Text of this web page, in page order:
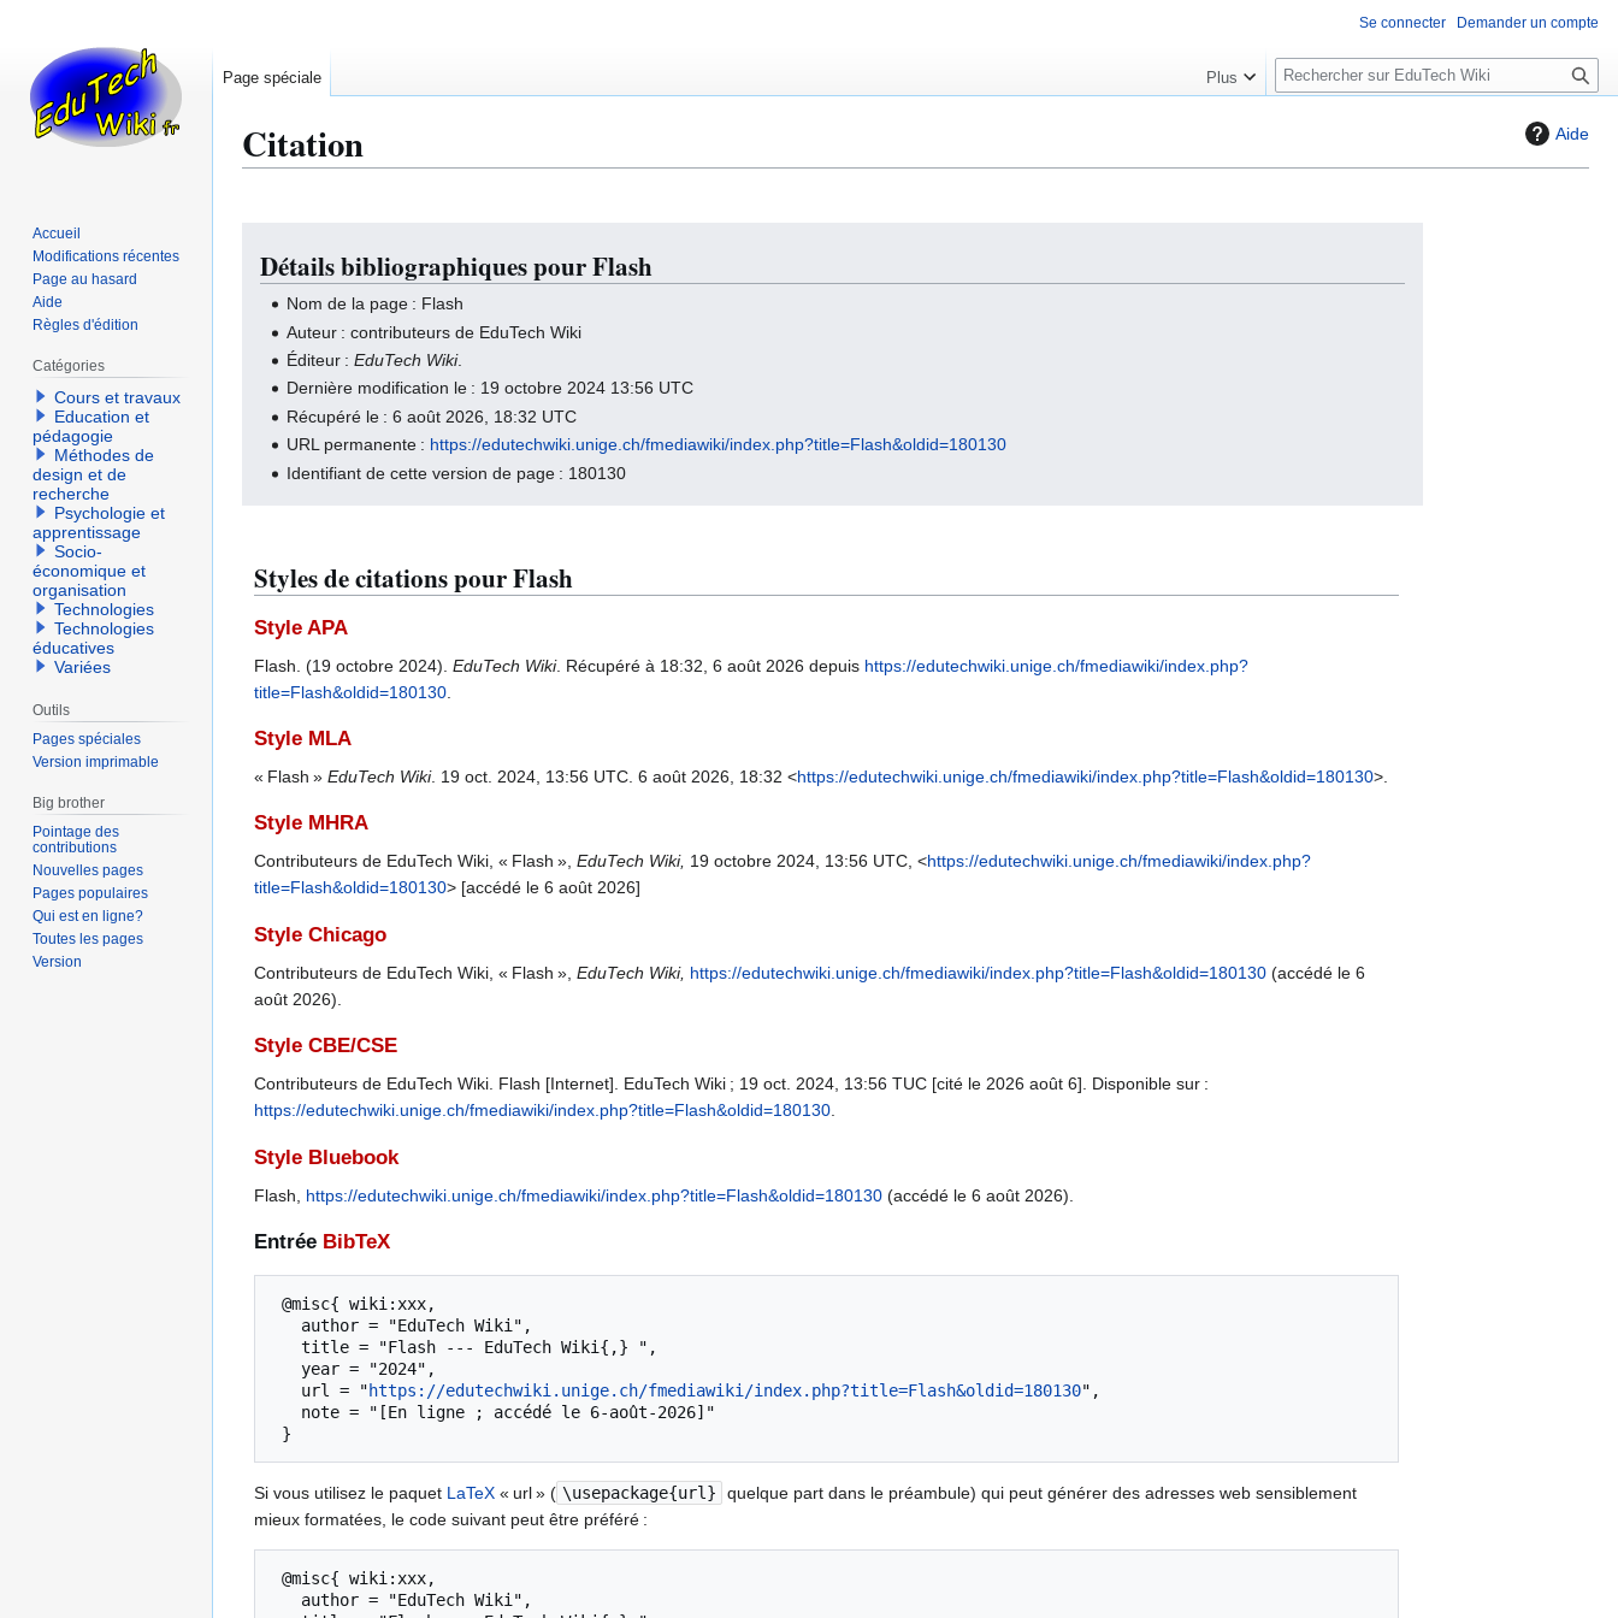
Aide
Citation
navigation
recherche
Détails bibliographiques pour Flash
Nom de la page : Flash
Auteur : contributeurs de EduTech Wiki
Éditeur :EduTech Wiki.
Dernière modification le : 19 octobre 2024 13:56 UTC
Récupéré le : 6 août 2026, 18:32 UTC
URL permanente : https://edutechwiki.unige.ch/fmediawiki/index.php?title=Flash&oldid=180130
Identifiant de cette version de page : 180130
Styles de citations pour Flash
Style APA
Flash. (19 octobre 2024). EduTech Wiki. Récupéré à 18:32, 6 août 2026 depuis https://edutechwiki.unige.ch/fmediawiki/index.php?
title=Flash&oldid=180130
Style MLA
« Flash » EduTech Wiki. 19 oct. 2024, 13:56 UTC. 6 août 2026, 18:32 <https://edutechwiki.unige.ch/fmediawiki/index.php?title=Flash&oldid=180130>.
Style MHRA
Contributeurs de EduTech Wiki, « Flash », EduTech Wiki, 19 octobre 2024, 13:56 UTC, <https://edutechwiki.unige.ch/fmediawiki/index.php?
title=Flash&oldid=180130> [accédé le 6 août 2026]
Style Chicago
Contributeurs de EduTech Wiki, « Flash », EduTech Wiki, https://edutechwiki.unige.ch/fmediawiki/index.php?title=Flash&oldid=180130 (accédé le 6
août 2026).
Style CBE/CSE
Contributeurs de EduTech Wiki. Flash [Internet]. EduTech Wiki ; 19 oct. 2024, 13:56 TUC [cité le 2026 août 6]. Disponible sur :
https://edutechwiki.unige.ch/fmediawiki/index.php?title=Flash&oldid=180130
Style Bluebook
Flash, https://edutechwiki.unige.ch/fmediawiki/index.php?title=Flash&oldid=180130 (accédé le 6 août 2026).
Entrée BibTeX
   url = "
https://edutechwiki.unige.ch/fmediawiki/index.php?title=Flash&oldid=180130",
Si vous utilisez le paquet LaTeX « url » ( \usepackage{url}
quelque part dans le préambule) qui peut générer des adresses web sensiblement
mieux formatées, le code suivant peut être préféré :
Se connecter Demander un compte
Page spéciale Plus
R
e
e
e
Accueil
Modifications récentes
Page au hasard
Aide
Règles d'édition
Catégories
Cours et travaux
Education et
pédagogie
Méthodes de
design et de
recherche
Psychologie et
apprentissage
Socio-
économique et
organisation
Technologies
Technologies
éducatives
Variées
Outils
Pages spéciales
Version imprimable
Big brother
Pointage des
contributions
Nouvelles pages
Pages populaires
Qui est en ligne?
Toutes les pages
Version